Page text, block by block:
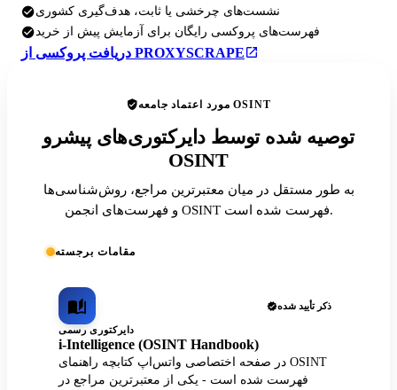
نشست‌های چرخشی یا ثابت، هدف‌گیری کشوری
فهرست‌های پروکسی رایگان برای آزمایش پیش از خرید
دریافت پروکسی از PROXYSCRAPE
مورد اعتماد جامعه OSINT
توصیه شده توسط دایرکتوری‌های پیشرو
OSINT
به طور مستقل در میان معتبرترین مراجع، روش‌شناسی‌ها
و فهرست‌های انجمن OSINT فهرست شده است.
مقامات برجسته
ذکر تأیید شده
دایرکتوری رسمی
i-Intelligence (OSINT Handbook)
در صفحه اختصاصی واتس‌اپ کتابچه راهنمای OSINT
فهرست شده است - یکی از معتبرترین مراجع در